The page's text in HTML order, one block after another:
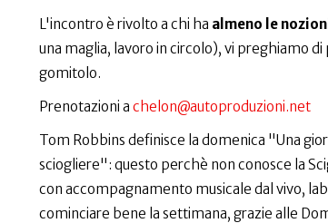
L'incontro è rivolto a chi ha almeno le
una maglia, lavoro in circolo), vi preghiamo
gomitolo.
Prenotazioni a chelon@autoproduzioni.net
Tom Robbins definisce la domenica "Una
sciogliere": questo perchè non conosce la
con accompagnamento musicale dal vivo,
cominciare bene la settimana, grazie alle